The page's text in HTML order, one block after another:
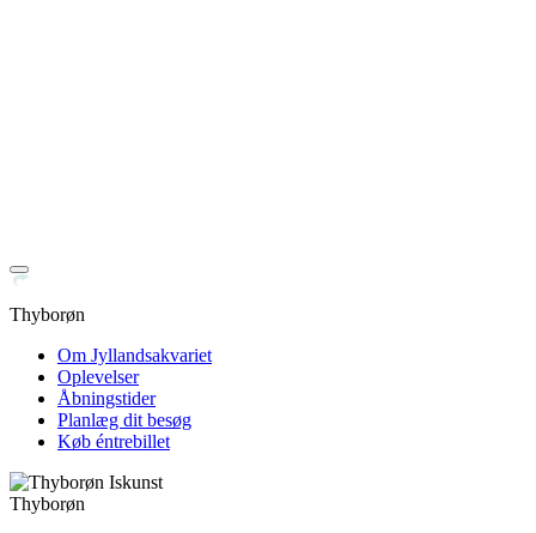
Thyborøn
Om Jyllandsakvariet
Oplevelser
Åbningstider
Planlæg dit besøg
Køb éntrebillet
Thyborøn